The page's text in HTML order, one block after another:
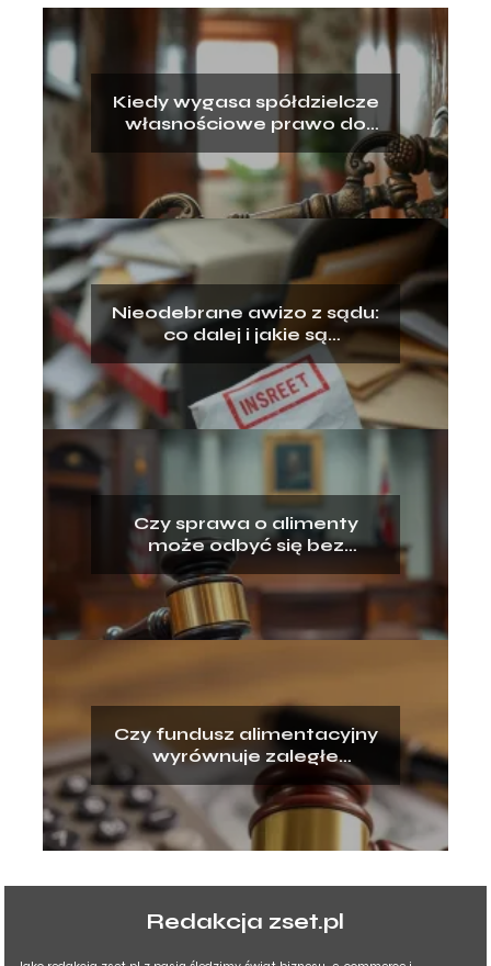
Kiedy wygasa spółdzielcze
własnościowe prawo do
Nieodebrane awizo z sądu:
co dalej i jakie są
konsekwencje?
Czy sprawa o alimenty
może odbyć się bez
pozwanego? Wyjaśniamy!
Czy fundusz alimentacyjny
wyrównuje zaległe
alimenty? Odpowiadamy!
Redakcja zset.pl